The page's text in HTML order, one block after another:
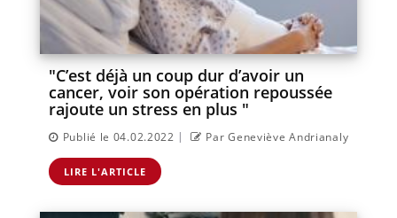
"C’est déjà un coup dur d’avoir un
cancer, voir son opération repoussée
rajoute un stress en plus "
Publié le 04.02.2022 | Par Geneviève Andrianaly
LIRE L'ARTICLE